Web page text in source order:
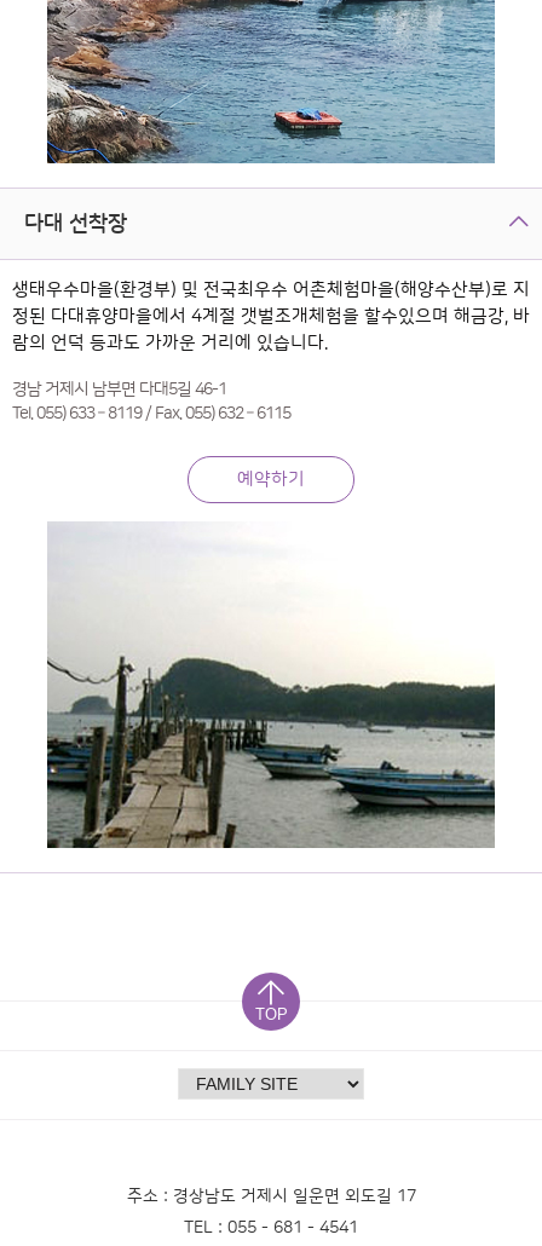
다대 선착장
생태우수마을(환경부) 및 전국최우수 어촌체험마을(해양수산부)로 지
정된 다대휴양마을에서 4계절 갯벌조개체험을 할수있으며 해금강, 바
람의 언덕 등과도 가까운 거리에 있습니다.
경남 거제시 남부면 다대5길 46-1
Tel. 055) 633 – 8119 / Fax. 055) 632 – 6115
예약하기
TOP
주소 : 경상남도 거제시 일운면 외도길 17
TEL : 055 - 681 - 4541